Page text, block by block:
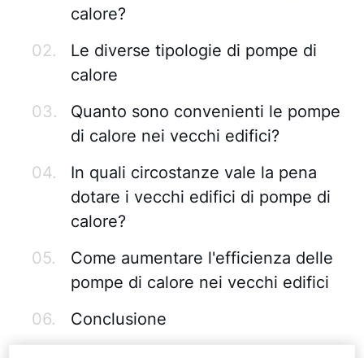
calore?
02.
Le diverse tipologie di pompe di
calore
03.
Quanto sono convenienti le pompe
di calore nei vecchi edifici?
04.
In quali circostanze vale la pena
dotare i vecchi edifici di pompe di
calore?
05.
Come aumentare l'efficienza delle
pompe di calore nei vecchi edifici
06.
Conclusione